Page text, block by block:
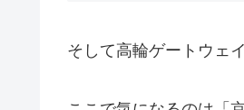
そして高輪ゲートウェ